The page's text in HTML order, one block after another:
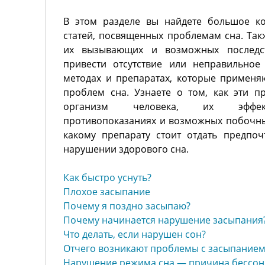
В этом разделе вы найдете большое
статей, посвященных проблемам сна.
их вызывающих и возможных
привести отсутствие или
методах и препаратах, которые
проблем сна. Узнаете о том, как эти
организм человека, их
противопоказаниях и возможных
какому препарату стоит отдать
нарушении здорового сна.
Как быстро уснуть?
Плохое засыпание
Почему я поздно засыпаю?
Почему начинается нарушение
Что делать, если нарушен сон?
Отчего возникают проблемы с